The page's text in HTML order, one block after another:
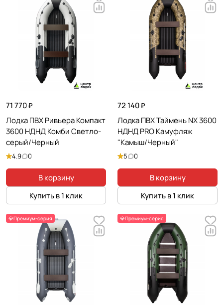
71 770 ₽
Лодка ПВХ Ривьера Компакт
3600 НДНД Комби Светло-
серый/Черный
4.9 0
В корзину
Купить в 1 клик
72 140 ₽
Лодка ПВХ Таймень NX 3600
НДНД PRO Камуфляж
"Камыш/Черный"
5 0
В корзину
Купить в 1 клик
💎Премиум-серия 💎Премиум-серия